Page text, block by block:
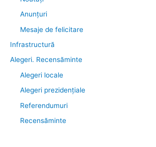
Anunţuri
Mesaje de felicitare
Infrastructură
Alegeri. Recensăminte
Alegeri locale
Alegeri prezidențiale
Referendumuri
Recensăminte